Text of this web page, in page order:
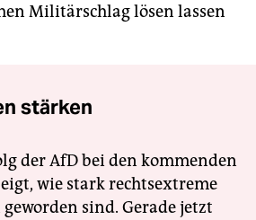
Militärschlag lösen lassen
stärken
der AfD bei den kommenden
wie stark rechtsextreme
sind. Gerade jetzt